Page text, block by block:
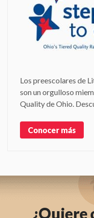
Los preescolares de
son un orgulloso
Quality de Ohio.
Conocer más
¿Quiere